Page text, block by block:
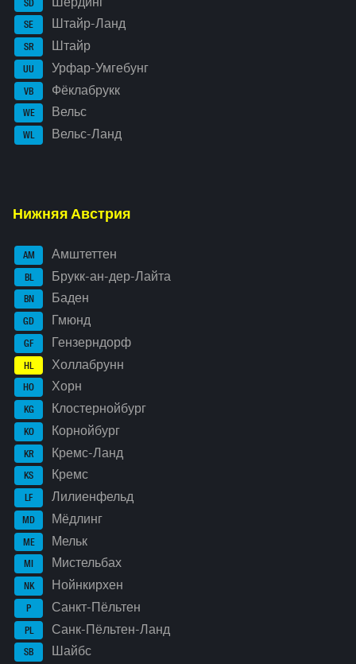
SD
SE Штайр-Ланд
SR Штайр
UU Урфар-Умгебунг
VB Фёклабрукк
WE Вельс
WL Вельс-Ланд
Нижняя Австрия
AM Амштеттен
BL Брукк-ан-дер-Лайта
BN Баден
GD Гмюнд
GF Гензерндорф
HL Холлабрунн
HO Хорн
KG Клостернойбург
KO Корнойбург
KR Кремс-Ланд
KS Кремс
LF Лилиенфельд
MD Мёдлинг
ME Мельк
MI Мистельбах
NK Нойнкирхен
P Санкт-Пёльтен
PL Санк-Пёльтен-Ланд
SB Шайбс